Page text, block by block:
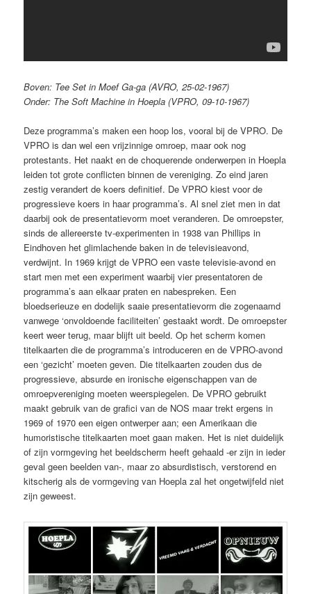
Boven: Tee Set in Moef Ga-ga (AVRO, 25-02-1967)
Onder: The Soft Machine in Hoepla (VPRO, 09-10-1967)
Deze programma’s maken een hoop los, vooral bij de VPRO. De
VPRO is dan wel een vrijzinnige omroep, maar ook nog
protestants. Het naakt en de choquerende onderwerpen in Hoepla
leiden tot grote conflicten binnen de vereniging. Zo eind jaren
zestig verandert de koers definitief. De VPRO kiest voor de
progressieve koers in haar programma’s. Al snel ziet men in dat
daarbij ook de presentatievorm moet veranderen. De omroepster,
sinds de allereerste tv-experimenten in 1938 van Phillips in
Eindhoven het glimlachende baken in de televisieavond,
verdwijnt. In 1969 krijgt de VPRO een vaste televisie-avond en
start men met een experiment waarbij vier presentatoren de
programma’s aan elkaar praten en nabespreken. Een
bloedserieuze en dodelijk saaie presentatievorm die zogenaamd
vanwege ‘onvoldoende faciliteiten’ gestaakt wordt. De omroepster
keert weer terug, maar blijft uit beeld. Op het scherm komen
titelkaarten die de programma’s introduceren en de VPRO-avond
een ‘gezicht’ moeten geven. Die titelkaarten zouden dus de
progressieve, absurde en ironische eigenschappen van de
omroepvereniging moeten weerspiegelen. De VPRO gebruikt
maakt gebruik van de grafici van de NOS maar trekt ergens in
1969 of 1970 een eigen ontwerper aan; een Amerikaan die
humoristische titelkaarten moet gaan maken. Het is niet duidelijk
of zijn vormgeving het beeldscherm heeft gehaald -er zijn in ieder
geval geen beelden van-, maar zo absurdistisch, verstorend en
kitscherig als de vormgeving van Hoepla zal het ongetwijfeld niet
zijn geweest.